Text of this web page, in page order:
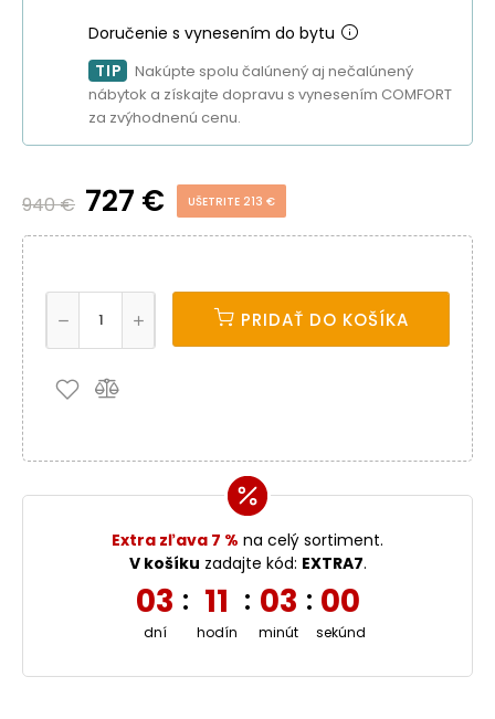
Doručenie s vynesením do bytu
TIP
Nakúpte spolu čalúnený aj nečalúnený
nábytok a získajte dopravu s vynesením COMFORT
za zvýhodnenú cenu.
940 € 727 € UŠETRITE 213 €
PRIDAŤ DO KOŠÍKA
Extra zľava 7 % na celý sortiment.
V košíku zadajte kód: EXTRA7.
03
dní
: 11
hodín
: 03
minút
: 00
sekúnd